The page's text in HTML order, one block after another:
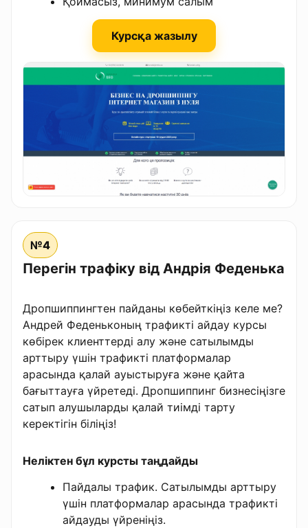
Курсқа жазылу
№4
Перегін трафіку від Андрія Феденька
Дропшиппингтен пайданы көбейткіңіз келе ме?
Андрей Феденьконың трафикті айдау курсы
көбірек клиенттерді алу және сатылымды
арттыру үшін трафикті платформалар
арасында қалай ауыстыруға және қайта
бағыттауға үйретеді. Дропшиппинг бизнесіңізге
сатып алушыларды қалай тиімді тарту
керектігін біліңіз!
Неліктен бұл курсты таңдайды
Пайдалы трафик. Сатылымды арттыру
үшін платформалар арасында трафикті
айдауды үйреніңіз.